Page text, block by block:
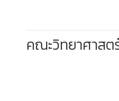
คณะวิทยาศาสต